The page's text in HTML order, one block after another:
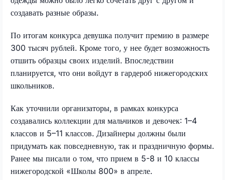
создавать разные образы.
По итогам конкурса девушка получит премию в размере
300 тысяч рублей. Кроме того, у нее будет возможность
отшить образцы своих изделий. Впоследствии
планируется, что они войдут в гардероб нижегородских
школьников.
Как уточнили организаторы, в рамках конкурса
создавались коллекции для мальчиков и девочек: 1–4
классов и 5–11 классов. Дизайнеры должны были
придумать как повседневную, так и праздничную формы.
Ранее мы писали о том, что прием в 5-8 и 10 классы
нижегородской «Школы 800» в апреле.